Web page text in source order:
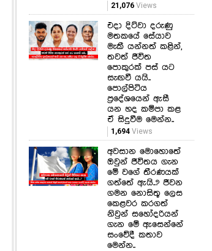
21,076Views
එදා දිට්වා දරුණු
මතකයේ සේයාව
මැකී යන්නත් කළින්,
තවත් ජීවිත
පොකුරක් පස් යට
සැඟවී යයි..
පොල්පිටිය
ප්‍රදේශයෙන් ඇසී
යන හද කම්පා කළ
ඒ සිදුවීම මෙන්න..
1,694Views
අවසාන මොහොතේ
ඔවුන් ජීවිතය ගැන
මේ වගේ තීරණයක්
ගත්තේ ඇයි..? ජීවන
ගමන නොසිතූ ලෙස
කෙළවර කරගත්
නිවුන් සහෝදරියන්
ගැන මේ ඇසෙන්නේ
සංවේදී කතාව
මෙන්න..